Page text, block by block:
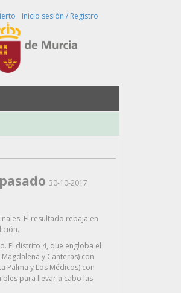
Inicio sesión / Registro
30-10-2017
El resultado rebaja en
El distrito 4, que engloba el
y Canteras) con
Palma y Los Médicos) con
para llevar a cabo las